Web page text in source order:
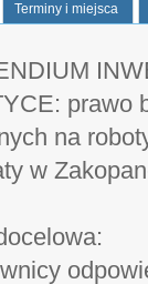
Terminy i miejsca
prawo
na
w